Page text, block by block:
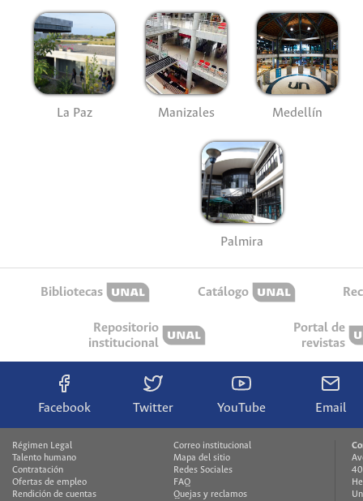
La Paz Manizales Medellín
Palmira
Bibliotecas Catálogo
Repositorio
institucional
Portal de
revistas
Facebook Twitter YouTube Email
Régimen Legal
Talento humano
Contratación
Ofertas de empleo
Rendición de cuentas
Correo institucional
Mapa del sitio
Redes Sociales
FAQ
Quejas y reclamos